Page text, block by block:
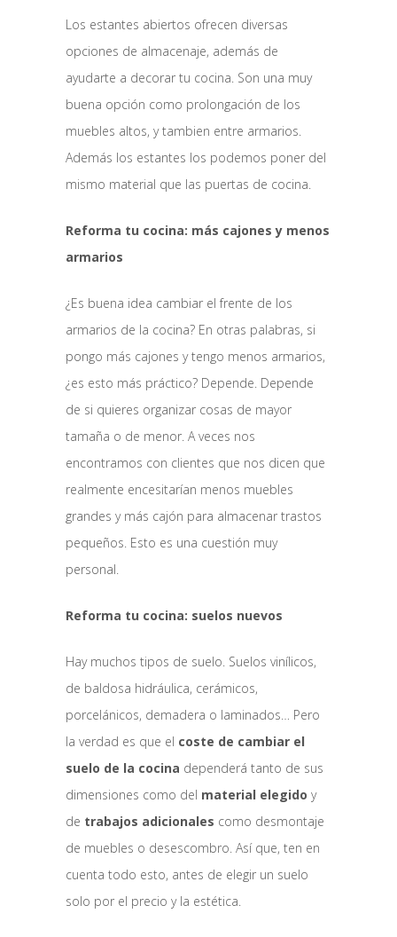
Los estantes abiertos ofrecen diversas
opciones de almacenaje, además de
ayudarte a decorar tu cocina. Son una muy
buena opción como prolongación de los
muebles altos, y tambien entre armarios.
Además los estantes los podemos poner del
mismo material que las puertas de cocina.
Reforma tu cocina: más cajones y menos
armarios
¿Es buena idea cambiar el frente de los
armarios de la cocina? En otras palabras, si
pongo más cajones y tengo menos armarios,
¿es esto más práctico? Depende. Depende
de si quieres organizar cosas de mayor
tamaña o de menor. A veces nos
encontramos con clientes que nos dicen que
realmente encesitarían menos muebles
grandes y más cajón para almacenar trastos
pequeños. Esto es una cuestión muy
personal.
Reforma tu cocina: suelos nuevos
Hay muchos tipos de suelo. Suelos vinílicos,
de baldosa hidráulica, cerámicos,
porcelánicos, demadera o laminados… Pero
la verdad es que el coste de cambiar el
suelo de la cocina dependerá tanto de sus
dimensiones como del material elegido y
de trabajos adicionales como desmontaje
de muebles o desescombro. Así que, ten en
cuenta todo esto, antes de elegir un suelo
solo por el precio y la estética.